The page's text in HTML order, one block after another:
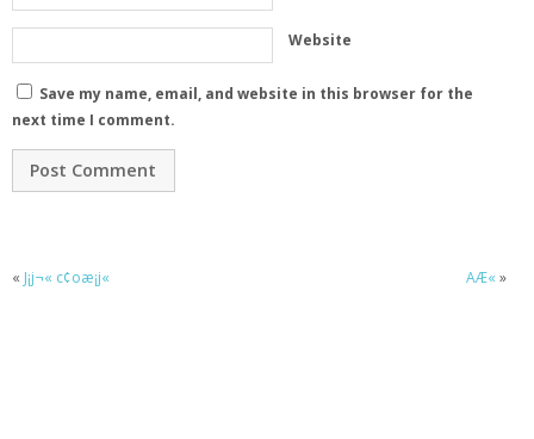
Website
Save my name, email, and website in this browser for the
next time I comment.
« J¡j¬« c¢oæ¡j« AÆ« »